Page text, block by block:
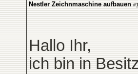
Nestler Zeichnmaschine aufbauen #
Hallo Ihr,
ich bin in